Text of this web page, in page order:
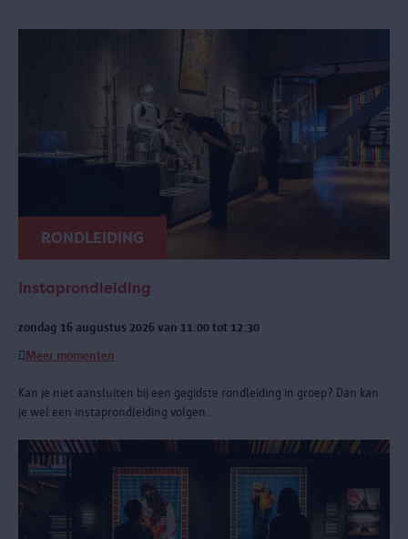
RONDLEIDING
Instaprondleiding
zondag 16 augustus 2026 van 11:00 tot 12:30
Meer momenten
Kan je niet aansluiten bij een gegidste rondleiding in groep? Dan kan
je wel een instaprondleiding volgen.